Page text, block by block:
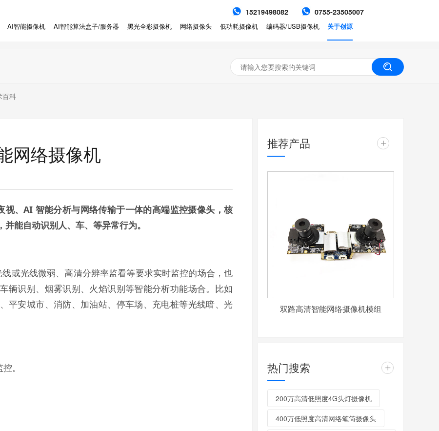
15219498082 0755-23505007
AI智能摄像机 AI智能算法盒子/服务器 黑光全彩摄像机 网络摄像头 低功耗摄像机 编码器/USB摄像机 关于创源
百科
网络摄像机
、AI 智能分析与网络传输于一体的高端监控摄像头，核
能自动识别人、车、等异常行为。
或光线微弱、高清分辨率监看等要求实时监控的场合，也
辆识别、烟雾识别、火焰识别等智能分析功能场合。比如
平安城市、消防、加油站、停车场、充电桩等光线暗、光
。
推荐产品 +
双路高清智能网络摄像机模组
热门搜索 +
200万高清低照度4G头灯摄像机
400万低照度高清网络笔筒摄像头